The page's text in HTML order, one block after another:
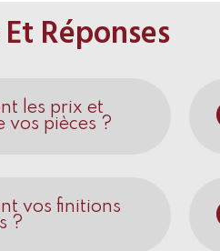
Réponses
les prix et
vos pièces ?
vos finitions
?